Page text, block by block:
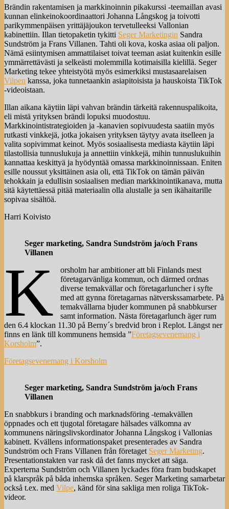
Brändin rakentamisen ja markkinoinnin pikakurssi -teemaillan avasi
kunnan elinkeinokoordinaattori Johanna Långskog ja toivotti
parikymmenpäisen yrittäjäjoukon tervetulleeksi Vallonian
kabinettiin. Illan tietopaketin tykitti Seger Marketingin Sandra
Sundström ja Frans Villanen. Tahti oli kova, koska asiaa oli paljon.
Nämä esiintymisen ammattilaiset toivat teeman asiat kuitenkin esille
ymmärrettävästi ja selkeästi molemmilla kotimaisilla kielillä. Seger
Marketing tekee yhteistyötä myös esimerkiksi mustasaarelaisen
Vilpen kanssa, joka tunnetaankin asiapitoisista ja hauskoista TikTok
-videoistaan.
Illan aikana käytiin läpi vahvan brändin tärkeitä rakennuspalikoita,
eli mistä yrityksen brändi lopuksi muodostuu.
Markkinointistrategioiden ja -kanavien sopivuudesta saatiin myös
rutkasti vinkkejä, jotka jokaisen yrityksen täytyy avata itselleen ja
valita sopivimmat keinot. Myös sosiaalisesta mediasta käytiin läpi
tilastollisia tunnuslukuja ja annettiin vinkkejä, mihin tunnuslukuihin
kannattaa keskittyä ja hyödyntää omassa markkinoinnissaan. Eniten
esille noussut yksittäinen asia oli, että TikTok on tämän päivän
tehokkain ja edullisin sosiaalisen median markkinointikanava, mutta
sitä käytettäessä pitää materiaalin olla alustalle ja sen ikähaitarille
sopivaa sisältöä.
Harri Koivisto
Seger marketing, Sandra Sundström ja/och Frans
Villanen
K
orsholm har ambitioner att bli Finlands mest
företagarvänliga kommun, och därmed ordnas
diverse temakvällar och företagarluncher i syfte
med att gynna företagarnas nätverskssamarbete. På
temakvällarna bjuder kommunen på snabbkurser
samt information. Nästa företagarlunch äger rum
den 6.4 klockan 11.30 på Berny´s bredvid bron i Replot. Längst ner
finns en länk till kommunens hemsida ”Företagsevenemang i
Korsholm”.
Företagsevenemang i Korsholm
Seger marketing, Sandra Sundström ja/och Frans
Villanen
En snabbkurs i branding och marknadsföring -temakvällen
öppnades och ett tjugotal företagare hälsades välkomna av
kommunens näringslivskordinator Johanna Långskog i Vallonias
kabinett. Kvällens informationspaket presenterades av Sandra
Sundström och Frans Villanen från företaget Seger Marketing.
Presentationstakten var rask då det fanns mycket att säga.
Experterna Sundström och Villanen lyckades föra fram budskapet
på klarspråk på båda inhemska språken. Seger Marketing samarbetar
också t.ex. med Vilpe, känd för sina sakliga men roliga TikTok-
videor.